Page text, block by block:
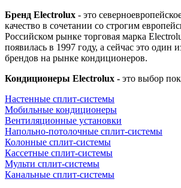
Бренд Electrolux - это
качество в сочетании со строгим
Российском рынке торговая марка
появилась в 1997 году, а cейчас это один
брендов на рынке кондиционеров.
Кондиционеры Electrolux - это выбор
Настенные сплит-системы
Мобильные кондиционеры
Вентиляционные установки
Напольно-потолоч​ные сплит-системы
Колонные сплит-системы
Кассетные сплит-системы
Мульти сплит-системы
Канальные сплит-системы